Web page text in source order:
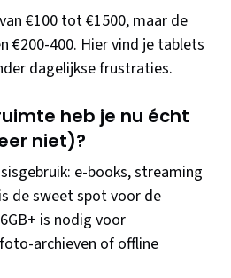
€100 tot €1500, maar de
€200-400. Hier vind je tablets
dagelijkse frustraties.
heb je nu écht
niet)?
e-books, streaming
de sweet spot voor de
is nodig voor
archieven of offline